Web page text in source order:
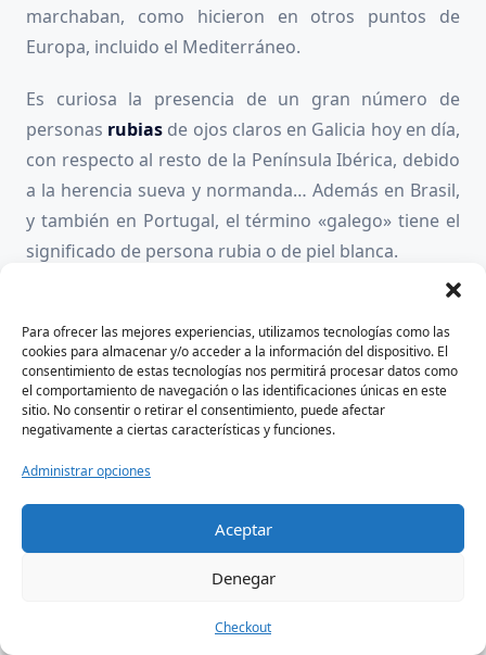
Para ofrecer las mejores experiencias, utilizamos tecnologías como las
cookies para almacenar y/o acceder a la información del dispositivo. El
consentimiento de estas tecnologías nos permitirá procesar datos como
el comportamiento de navegación o las identificaciones únicas en este
sitio. No consentir o retirar el consentimiento, puede afectar
negativamente a ciertas características y funciones.
Administrar opciones
Aceptar
Denegar
Checkout
marchaban, como hicieron en otros puntos de
Europa, incluido el Mediterráneo.
Es curiosa la presencia de un gran número de
personas rubias de ojos claros en Galicia hoy en día,
con respecto al resto de la Península Ibérica, debido
a la herencia sueva y normanda… Además en Brasil,
y también en Portugal, el término «galego» tiene el
significado de persona rubia o de piel blanca.
, también llamado «el gallego», fue un
personaje destacado en esta parte de la Historia de
Galicia y ejemplo de normando asentado aquí,
también haciendo tratos con la nobleza gallega.